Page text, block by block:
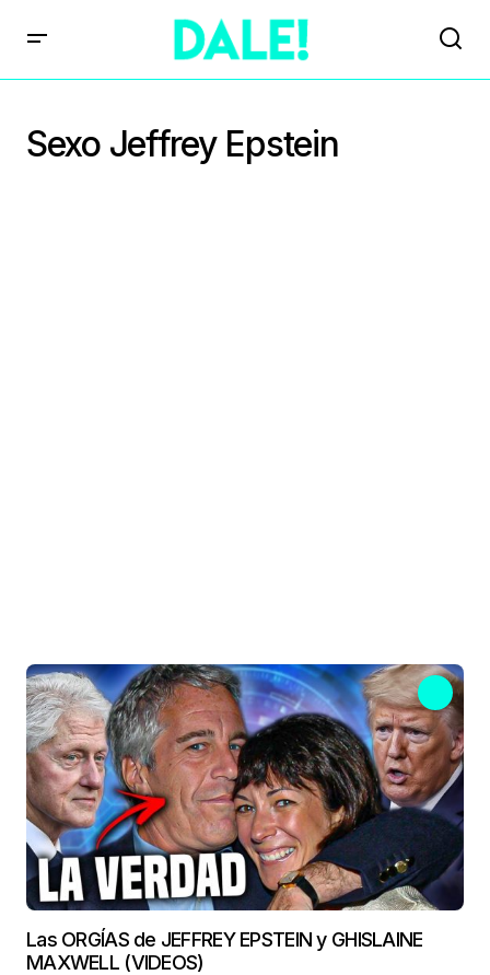
Sexo Jeffrey Epstein
Las ORGÍAS de JEFFREY EPSTEIN y GHISLAINE
MAXWELL (VIDEOS)